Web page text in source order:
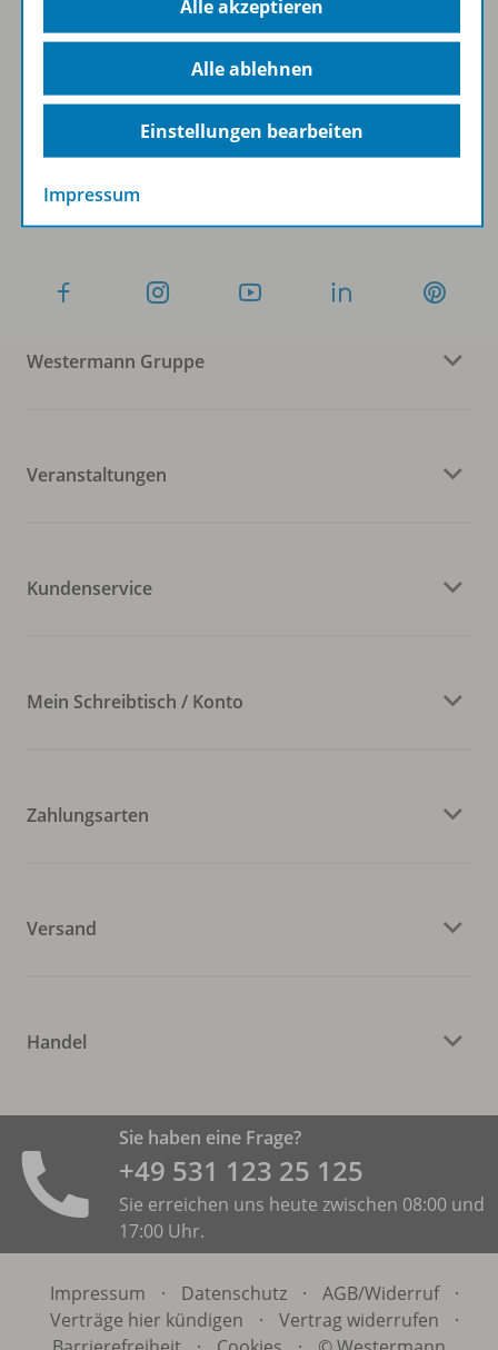
Zum Newsletter anmelden
Folgen Sie uns auf Social Media
Westermann Gruppe
Veranstaltungen
Kundenservice
Mein Schreibtisch / Konto
Zahlungsarten
Versand
Handel
Sie haben eine Frage?
+49 531 ­123 25 125
Sie erreichen uns heute zwischen 08:00 und
17:00 Uhr.
Impressum · Datenschutz · AGB/Widerruf
·
Verträge hier kündigen
· Vertrag widerrufen
·
Alle akzeptieren
Alle ablehnen
Einstellungen bearbeiten
Impressum